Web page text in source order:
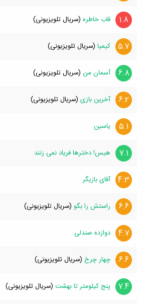
1.8 قاب خاطره (سریال تلویزیونی)
5.7 کیمیا (سریال تلویزیونی)
6.8 آسمان من (سریال تلویزیونی)
6.2 آخرین بازی (سریال تلویزیونی)
5.1 یاسین
7.1 هیس! دخترها فریاد نمی زنند
4.3 آقای بازیگر
6.6 راستش را بگو (سریال تلویزیونی)
4.7 دوازده صندلی
6.6 چهار چرخ (سریال تلویزیونی)
7.4 پنج کیلومتر تا بهشت (سریال تلویزیونی)